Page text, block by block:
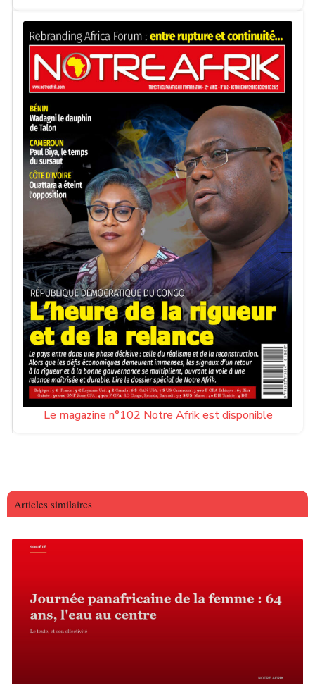
Le magazine n°102 Notre Afrik est disponible
Articles similaires